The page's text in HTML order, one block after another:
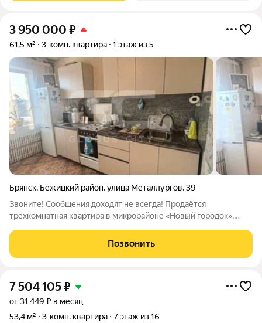
3 950 000 ₽
61,5 м² 3-комн. квартира 1 этаж из 5
Брянск, Бежицкий район,улица Металлургов,39
Звоните! Сообщения доходят не всегда! Продаётся
трёхкомнатная квартира в микрорайоне «Новый городок»,
изолированные комнаты: 16,5, 15,5 и 9,3 кв. м; Окна выходят на
две стороны дома; Есть место для
Позвонить
7 504 105₽
от 31 449 ₽ в месяц
53,4 м²
3-комн. квартира 7 этаж из 16